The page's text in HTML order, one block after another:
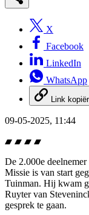
X
Facebook
LinkedIn
WhatsApp
Link
09-05-2025, 11:44
De 2.000e
Missie is van start
Tuinman. Hij kwam
Ruyter van
gesprek te gaan.